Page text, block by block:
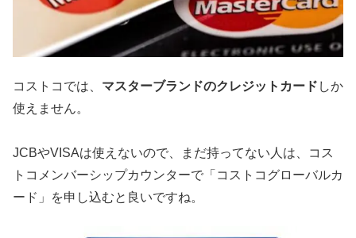
コストコでは、 マスターブランドのクレジットカード しか
使えません。
JCBやVISAは使えないので、まだ持ってない人は、コス
トコメンバーシップカウンターで「コストコグローバルカ
ード」を申し込むと良いですね。